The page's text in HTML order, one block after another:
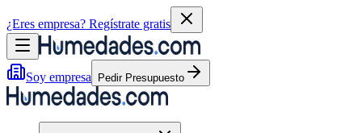
¿Eres empresa? Regístrate gratis
Soy empresa Pedir Presupuesto